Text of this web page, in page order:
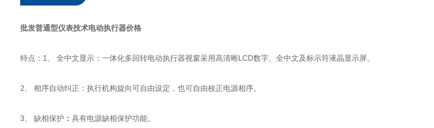
批发普通型仪表技术电动执行器价格
特点：1、 全中文显示： 一体化多回转电动执行器视窗采用高清晰LCD数字、全中文及标示符液晶显示屏。
2、 相序自动纠正： 执行机构旋向可自由设定，也可自由校正电源相序。
3、 缺相保护 ： 具有电源缺相保护功能。